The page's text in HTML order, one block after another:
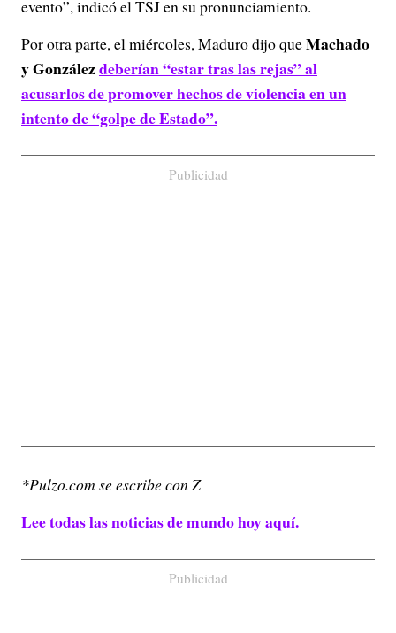
evento”, indicó el TSJ en su pronunciamiento.
Por otra parte, el miércoles, Maduro dijo queMachado
y Gonzálezdeberían “estar tras las rejas” al
acusarlos de promover hechos de violencia en un
intento de “golpe de Estado”.
Publicidad
*Pulzo.com se escribe con Z
Lee todas las noticias de mundo hoy aquí.
Publicidad